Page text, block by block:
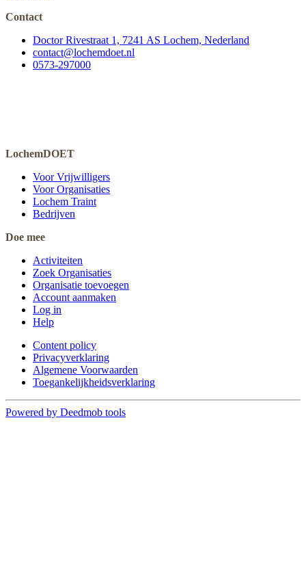
Contact
Doctor Rivestraat 1, 7241 AS Lochem, Nederland
contact@lochemdoet.nl
0573-297000
LochemDOET
Voor Vrijwilligers
Voor Organisaties
Lochem Traint
Bedrijven
Doe mee
Activiteiten
Zoek Organisaties
Organisatie toevoegen
Account aanmaken
Log in
Help
Content policy
Privacyverklaring
Algemene Voorwaarden
Toegankelijkheidsverklaring
Powered by Deedmob tools